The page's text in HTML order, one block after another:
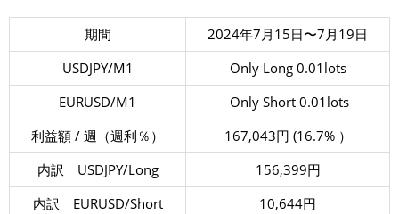
期間
2024年7月15日〜7月19日
USDJPY/M1
Only Long 0.01lots
EURUSD/M1
Only Short 0.01lots
利益額 / 週（週利％）
167,043円 (16.7% ）
内訳 USDJPY/Long
156,399円
内訳 EURUSD/Short
10,644円